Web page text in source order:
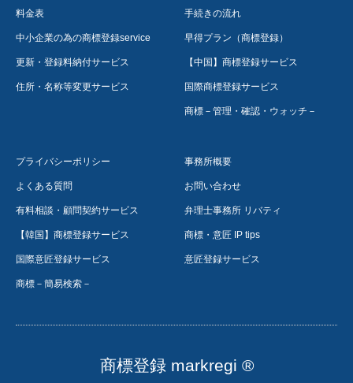
料金表
中小企業の為の商標登録service
更新・登録料納付サービス
住所・名称等変更サービス
手続きの流れ
早得プラン（商標登録）
【中国】商標登録サービス
国際商標登録サービス
商標－管理・確認・ウォッチ－
プライバシーポリシー
よくある質問
有料相談・顧問契約サービス
【韓国】商標登録サービス
国際意匠登録サービス
商標－簡易検索－
事務所概要
お問い合わせ
弁理士事務所 リバティ
商標・意匠 IP tips
意匠登録サービス
商標登録 markregi ®